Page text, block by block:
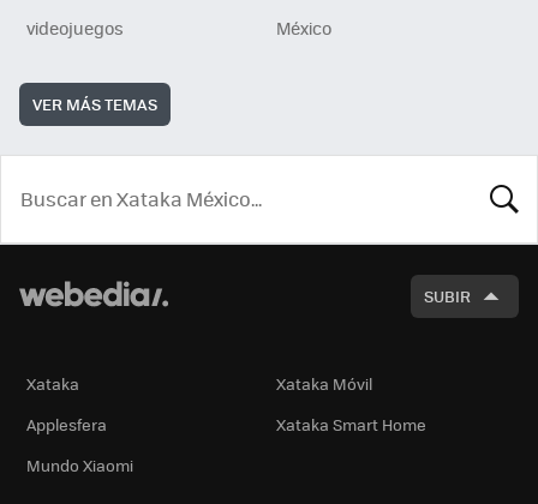
videojuegos
México
VER MÁS TEMAS
SUBIR
Xataka
Xataka Móvil
Applesfera
Xataka Smart Home
Mundo Xiaomi